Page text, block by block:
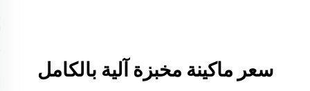
سعر ماكينة مخبزة آلية بالكامل